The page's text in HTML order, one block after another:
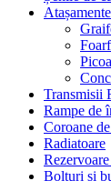
Transmisii
Rampe de
Coroane
Radiatoare
Bolțuri și